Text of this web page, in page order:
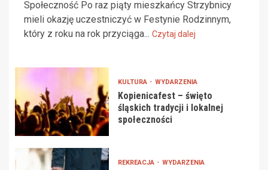
Społeczność Po raz piąty mieszkańcy Strzybnicy
mieli okazję uczestniczyć w Festynie Rodzinnym,
który z roku na rok przyciąga... Czytaj dalej
KULTURA WYDARZENIA
Kopienicafest – święto
śląskich tradycji i lokalnej
społeczności
REKREACJA WYDARZENIA